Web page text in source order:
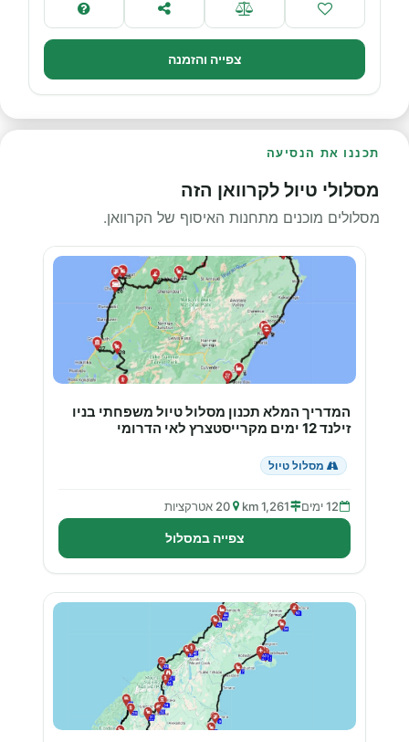
צפייה והזמנה
תכננו את הנסיעה
מסלולי טיול לקרוואן הזה
מסלולים מוכנים מתחנות האיסוף של הקרוואן.
המדריך המלא תכנון מסלול טיול משפחתי בניו
זילנד 12 ימים מקרייסטצרץ לאי הדרומי
מסלול טיול
12 ימים 1,261 km 20 אטרקציות
צפייה במסלול